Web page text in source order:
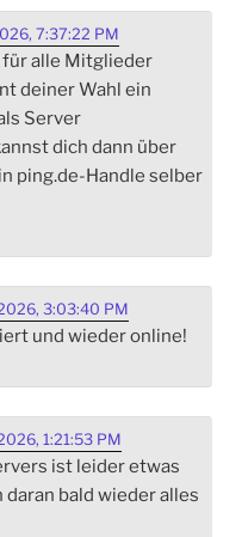
7:37:22 PM
alle Mitglieder
deiner Wahl ein
Server
dich dann über
ping.de-Handle selber
3:03:40 PM
und wieder online!
1:21:53 PM
ist leider etwas
bald wieder alles